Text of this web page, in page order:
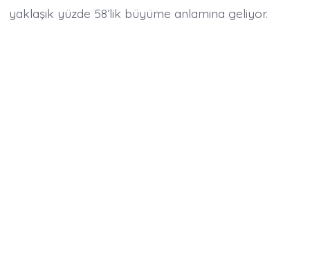
yaklaşık yüzde 58’lik büyüme anlamına geliyor.